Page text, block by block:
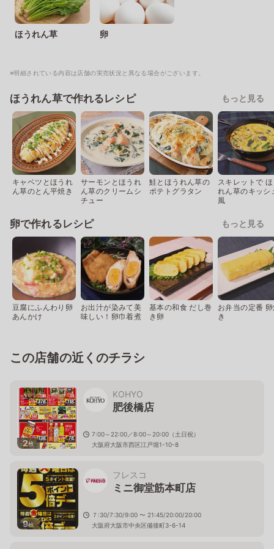
ほうれん草 卵
※明細されている内容は店舗の実売状況と異なる場合がございます。
ほうれん草で作れるレシピ もっと見る
キャベツとほうれ
ん草のとん平焼き
サーモンとほうれ
ん草のクリームシ
チュー
鮭とほうれん草の
ポテトグラタン
スキレットで
れん草のキッシ
風
卵で作れるレシピ もっと見る
豆腐にふんわり卵
あんかけ
お出汁が染みて美
味しい！卵巾着煮
基本の和食 だし巻
き卵
お弁当の定番
き
この店舗の近くのチラシ
2枚
KOHYO
肥後橋店
7:00～22:00／8:00～20:00（土日祝）
大阪府大阪市西区江戸堀1-10-8
9枚
フレスコ
ミニ御堂筋本町店
７:30/7:30/9:00 〜 21:45/20:00/20:00
大阪府大阪市中央区備後町3-6-14